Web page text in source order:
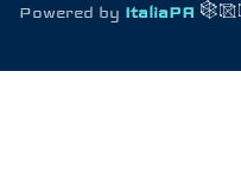
Powered by ItaliaPA